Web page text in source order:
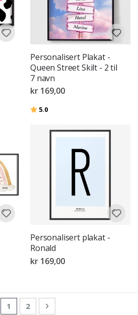
Personalisert Plakat -
Queen Street Skilt - 2 til
7 navn
kr 169,00
Karakter:
5.0
Personalisert plakat -
Ronald
kr 169,00
SideYou're currently reading page
1 Side
2 Side
Neste